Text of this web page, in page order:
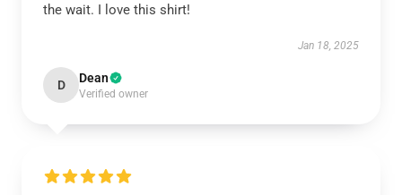
the wait. I love this shirt!
Jan 18, 2025
D Dean
Verified owner